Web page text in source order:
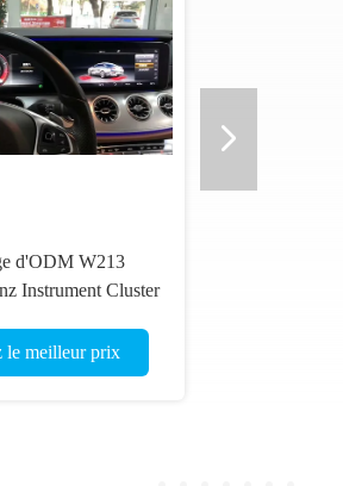
d'ODM W213
Instrument Cluster
le meilleur prix